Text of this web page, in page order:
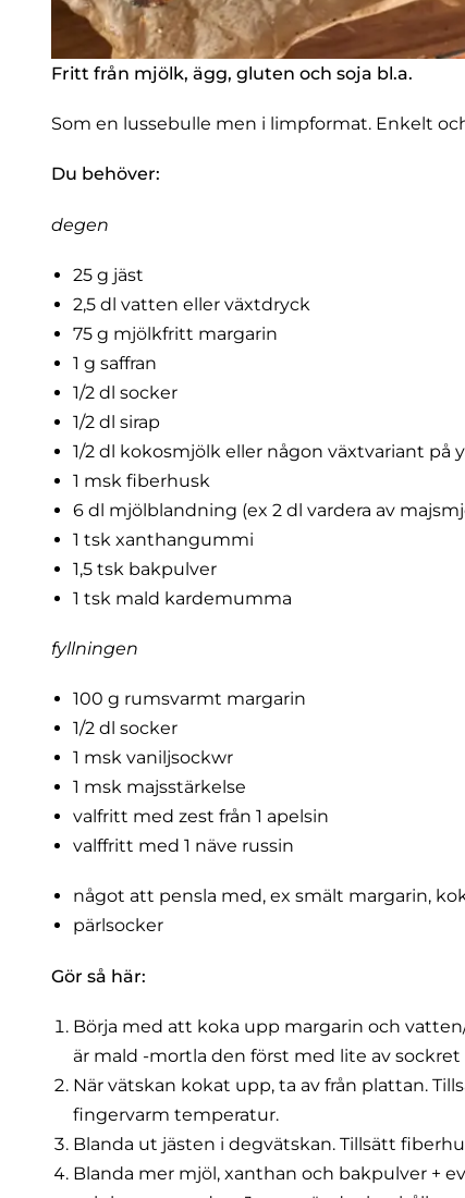
Fritt från mjölk, ägg, gluten och soja bl.a.
Som en lussebulle men i limpformat. Enkelt
Du behöver:
degen
25 g jäst
2,5 dl vatten eller växtdryck
75 g mjölkfritt margarin
1 g saffran
1/2 dl socker
1/2 dl sirap
1/2 dl kokosmjölk eller någon växtvariant på
1 msk fiberhusk
6 dl mjölblandning (ex 2 dl vardera av
1 tsk xanthangummi
1,5 tsk bakpulver
1 tsk mald kardemumma
fyllningen
100 g rumsvarmt margarin
1/2 dl socker
1 msk vaniljsockwr
1 msk majsstärkelse
valfritt med zest från 1 apelsin
valffritt med 1 näve russin
något att pensla med, ex smält margarin,
pärlsocker
Gör så här:
Börja med att koka upp margarin och
är mald -mortla den först med lite av sockret
När vätskan kokat upp, ta av från plattan.
fingervarm temperatur.
Blanda ut jästen i degvätskan. Tillsätt
Blanda mer mjöl, xanthan och bakpulver +